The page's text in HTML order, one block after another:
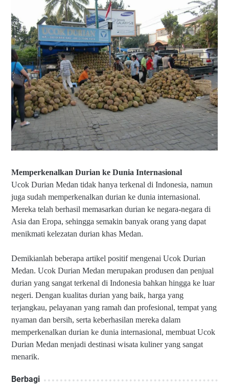
Memperkenalkan Durian ke Dunia Internasional
Ucok Durian Medan tidak hanya terkenal di Indonesia, namun
juga sudah memperkenalkan durian ke dunia internasional.
Mereka telah berhasil memasarkan durian ke negara-negara di
Asia dan Eropa, sehingga semakin banyak orang yang dapat
menikmati kelezatan durian khas Medan.
Demikianlah beberapa artikel positif mengenai Ucok Durian
Medan. Ucok Durian Medan merupakan produsen dan penjual
durian yang sangat terkenal di Indonesia bahkan hingga ke luar
negeri. Dengan kualitas durian yang baik, harga yang
terjangkau, pelayanan yang ramah dan profesional, tempat yang
nyaman dan bersih, serta keberhasilan mereka dalam
memperkenalkan durian ke dunia internasional, membuat Ucok
Durian Medan menjadi destinasi wisata kuliner yang sangat
menarik.
Berbagi